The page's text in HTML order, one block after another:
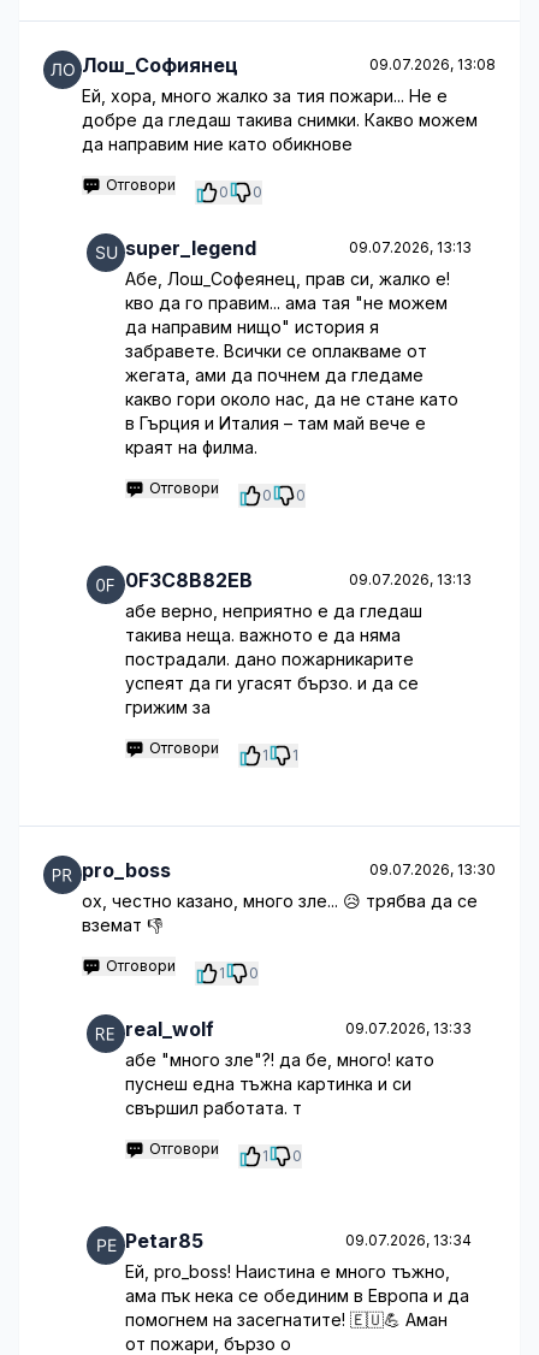
Лош_Софиянец 09.07.2026, 13:08
Ей, хора, много жалко за тия пожари... Не е
добре да гледаш такива снимки. Какво можем
да направим ние като обикнове
Отговори 0 0
super_legend 09.07.2026, 13:13
Абе, Лош_Софеянец, прав си, жалко е!
кво да го правим... ама тая "не можем
да направим нищо" история я
забравете. Всички се оплакваме от
жегата, ами да почнем да гледаме
какво гори около нас, да не стане като
в Гърция и Италия – там май вече е
краят на филма.
Отговори 0 0
0F3C8B82EB 09.07.2026, 13:13
абе верно, неприятно е да гледаш
такива неща. важното е да няма
пострадали. дано пожарникарите
успеят да ги угасят бързо. и да се
грижим за
Отговори 1 1
pro_boss 09.07.2026, 13:30
ох, честно казано, много зле... 😥 трябва да се
вземат 👎
Отговори 1 0
real_wolf 09.07.2026, 13:33
абе "много зле"?! да бе, много! като
пуснеш една тъжна картинка и си
свършил работата. т
Отговори 1 0
Petar85 09.07.2026, 13:34
Ей, pro_boss! Наистина е много тъжно,
ама пък нека се обединим в Европа и да
помогнем на засегнатите! 🇪🇺💪 Аман
от пожари, бързо о